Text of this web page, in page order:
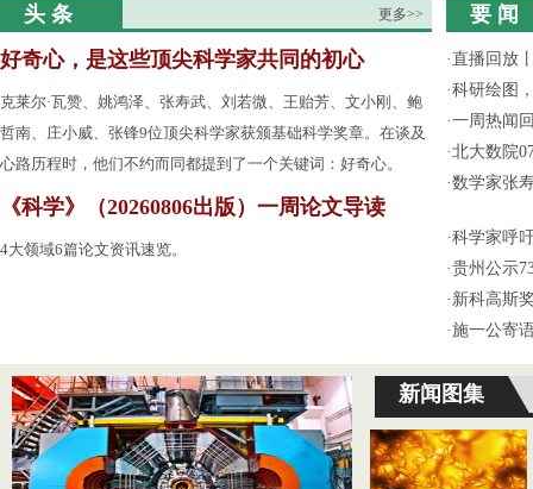
头 条 更多>>
好奇心，是这些顶尖科学家共同的初心
克莱尔·瓦赞、姚鸿泽、张寿武、刘若微、王贻芳、文小刚、鲍
哲南、庄小威、张锋9位顶尖科学家获颁基础科学奖章。在谈及
心路历程时，他们不约而同都提到了一个关键词：好奇心。
《科学》（20260806出版）一周论文导读
4大领域6篇论文资讯速览。
要 闻
·直播回放
·科研绘图
·一周热闻
·北大数院
·数学家张
·科学家呼
·贵州公示
· 新科高斯
·施一公寄
新闻图集